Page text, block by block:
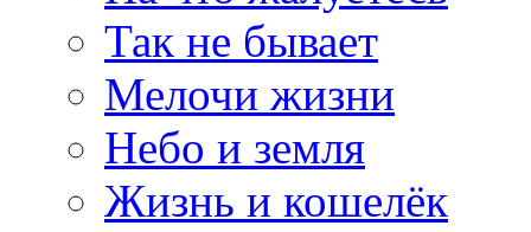
Так не бывает
Мелочи жизни
Небо и земля
Жизнь и кошелёк